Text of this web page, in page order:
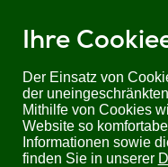
Ihre
Der Einsatz von
der
Mithilfe von Cookies
Website so
Informationen sowie
finden Sie in unserer
Sie befinden sich hier:Startseite
Glasfaserkabel Optische
Armored 8K Ultra High Speed